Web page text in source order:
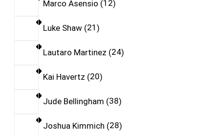
Marco Asensio 12
Luke Shaw 21
Lautaro Martinez 24
Kai Havertz 20
Jude Bellingham 38
Joshua Kimmich 28